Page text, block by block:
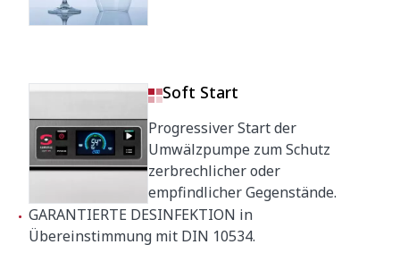
Soft Start
Progressiver Start der
Umwälzpumpe zum Schutz
zerbrechlicher oder
empfindlicher Gegenstände.
GARANTIERTE DESINFEKTION in
Übereinstimmung mit DIN 10534.